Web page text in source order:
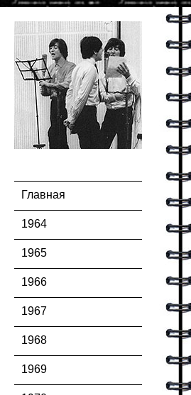
Главная
1964
1965
1966
1967
1968
1969